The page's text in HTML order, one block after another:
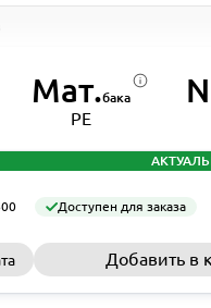
DN
Мат.бака
PE
Доступен для заказа
Добавить в